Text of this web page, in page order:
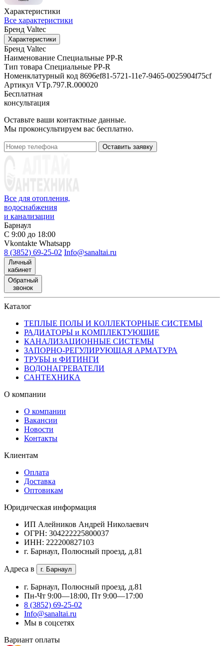
Характеристики
Все характеристики
Бренд Valtec
Характеристики
Бренд Valtec
Наименование Специальные PP-R
Тип товара Специальные PP-R
Номенклатурный код 8696ef81-5721-11e7-9465-0025904f75cf
Артикул VTp.797.R.000020
Бесплатная
консультация
Оставьте ваши контактные данные.
Мы проконсультируем вас бесплатно.
Оставить заявку
Все для отопления,
водоснабжения
и канализации
Барнаул
С 9:00 до 18:00
Vkontakte Whatsapp
8 (3852) 69-25-02 Info@sanaltai.ru
Личный
кабинет
Обратный
звонок
Каталог
ТЕПЛЫЕ ПОЛЫ И КОЛЛЕКТОРНЫЕ СИСТЕМЫ
РАДИАТОРЫ и КОМПЛЕКТУЮЩИЕ
КАНАЛИЗАЦИОННЫЕ СИСТЕМЫ
ЗАПОРНО-РЕГУЛИРУЮЩАЯ АРМАТУРА
ТРУБЫ и ФИТИНГИ
ВОДОНАГРЕВАТЕЛИ
САНТЕХНИКА
О компании
О компании
Вакансии
Новости
Контакты
Клиентам
Оплата
Доставка
Оптовикам
Юридическая информация
ИП Алейников Андрей Николаевич
ОГРН: 304222225800037
ИНН: 222200827103
г. Барнаул, Полюсный проезд, д.81
Адреса в г. Барнаул
г. Барнаул, Полюсный проезд, д.81
Пн-Чт 9:00—18:00, Пт 9:00—17:00
8 (3852) 69-25-02
Info@sanaltai.ru
Мы в соцсетях
Вариант оплаты